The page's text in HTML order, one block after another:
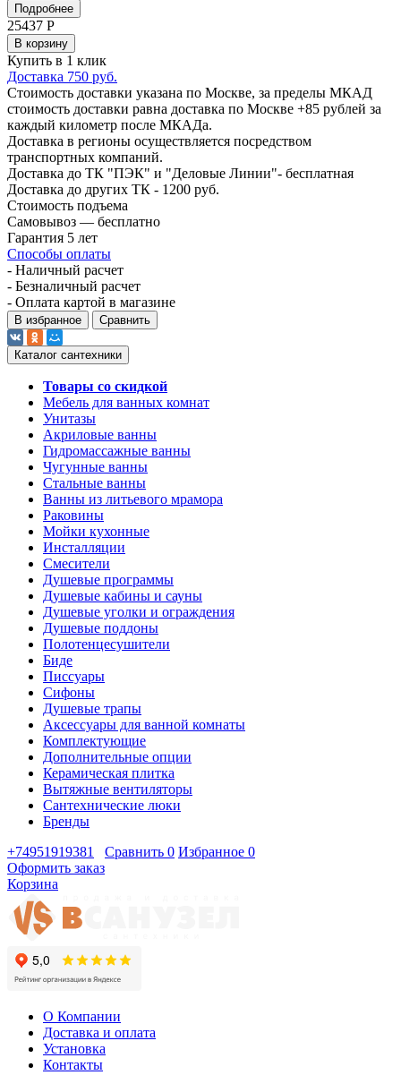
Подробнее
25437 Р
В корзину
Купить в 1 клик
Доставка 750 руб.
Стоимость доставки указана по Москве, за пределы МКАД
стоимость доставки равна доставка по Москве +85 рублей за
каждый километр после МКАДа.
Доставка в регионы осуществляется посредством
транспортных компаний.
Доставка до ТК "ПЭК" и "Деловые Линии"- бесплатная
Доставка до других ТК - 1200 руб.
Стоимость подъема
Самовывоз — бесплатно
Гарантия 5 лет
Способы оплаты
- Наличный расчет
- Безналичный расчет
- Оплата картой в магазине
В избранное Сравнить
Каталог сантехники
Товары со скидкой
Мебель для ванных комнат
Унитазы
Акриловые ванны
Гидромассажные ванны
Чугунные ванны
Стальные ванны
Ванны из литьевого мрамора
Раковины
Мойки кухонные
Инсталляции
Смесители
Душевые программы
Душевые кабины и сауны
Душевые уголки и ограждения
Душевые поддоны
Полотенцесушители
Биде
Писсуары
Сифоны
Душевые трапы
Аксессуары для ванной комнаты
Комплектующие
Дополнительные опции
Керамическая плитка
Вытяжные вентиляторы
Сантехнические люки
Бренды
+74951919381
Сравнить 0 Избранное 0
Оформить заказ
Корзина
О Компании
Доставка и оплата
Установка
Контакты